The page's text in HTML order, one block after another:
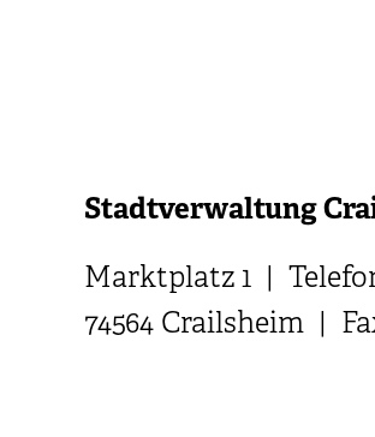
Stadtverwaltung
Marktplatz 1 | Telefon
74564 Crailsheim |